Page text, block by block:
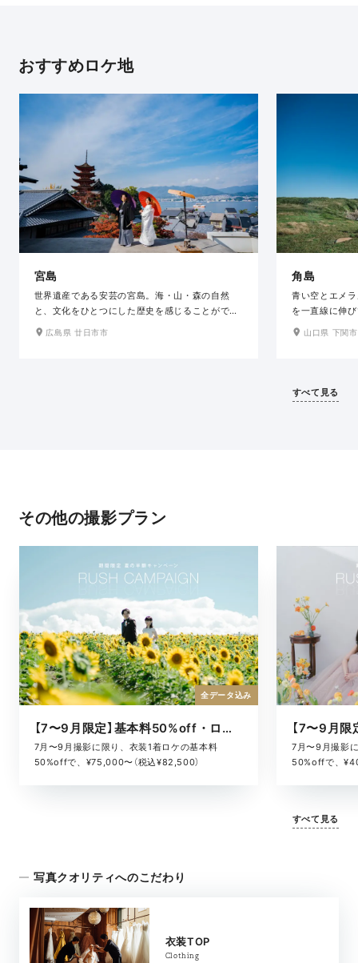
おすすめロケ地
宮島
世界遺産である安芸の宮島。海・山・森の自然
と、文化をひとつにした歴史を感じることができ
るロケーションで、おふたりだけのとっておきの
広島県 廿日市市
角島
青い空とエメ
を一直線に伸
ケ地にもなっ
明治時代から
す。空の色の
山口県 下関市
すべて見る
その他の撮影プラン
【7〜9月限定】基本料50%off・ロケキャンペーン
7月〜9月撮影に限り、衣装1着ロケの基本料
50%offで、¥75,000〜（税込¥82,500）
全データ込み
7月〜9月撮影
50%offで、
すべて見る
写真クオリティへのこだわり
衣装TOP
Clothing